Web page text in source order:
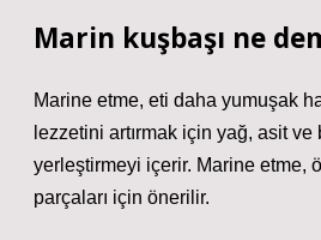
Marin kuşbaşı ne
Marine etme, eti daha yumuşak
lezzetini artırmak için yağ, asit ve
yerleştirmeyi içerir. Marine etme,
parçaları için önerilir.